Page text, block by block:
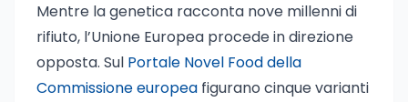
Mentre la genetica racconta nove millenni di
rifiuto, l’Unione Europea procede in direzione
opposta. Sul Portale Novel Food della
Commissione europea figurano cinque varianti